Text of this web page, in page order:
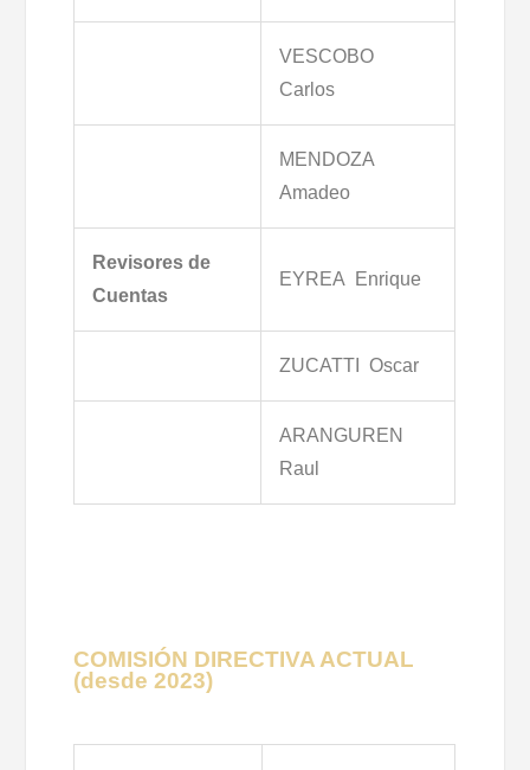
VESCOBO
Carlos
MENDOZA
Amadeo
Revisores de
Cuentas
EYREA Enrique
ZUCATTI Oscar
ARANGUREN
Raul
COMISIÓN DIRECTIVA ACTUAL
(desde 2023)